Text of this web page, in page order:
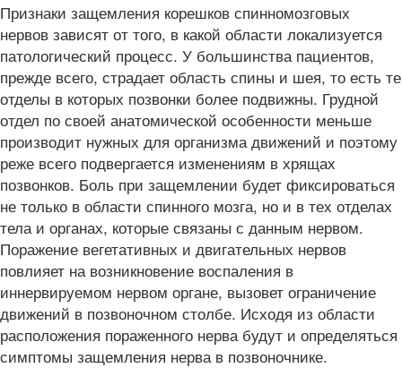
Признаки защемления корешков спинномозговых
нервов зависят от того, в какой области локализуется
патологический процесс. У большинства пациентов,
прежде всего, страдает область спины и шея, то есть те
отделы в которых позвонки более подвижны. Грудной
отдел по своей анатомической особенности меньше
производит нужных для организма движений и поэтому
реже всего подвергается изменениям в хрящах
позвонков. Боль при защемлении будет фиксироваться
не только в области спинного мозга, но и в тех отделах
тела и органах, которые связаны с данным нервом.
Поражение вегетативных и двигательных нервов
повлияет на возникновение воспаления в
иннервируемом нервом органе, вызовет ограничение
движений в позвоночном столбе. Исходя из области
расположения пораженного нерва будут и определяться
симптомы защемления нерва в позвоночнике.